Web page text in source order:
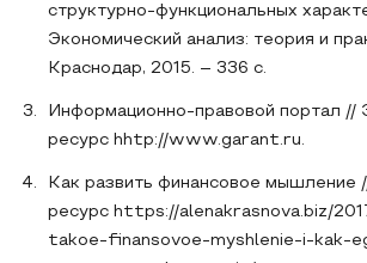
структурно-функциональных
Экономический анализ: теория и
Краснодар, 2015. – 336 с.
Информационно-правовой портал //
ресурс hhtp://www.garant.ru.
Как развить финансовое мышление
ресурс https://alenakrasnova.biz/
takoe-finansovoe-myshlenie-i-kak-